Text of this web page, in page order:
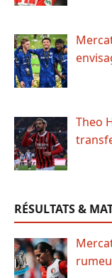
Theo
RÉSULTATS &